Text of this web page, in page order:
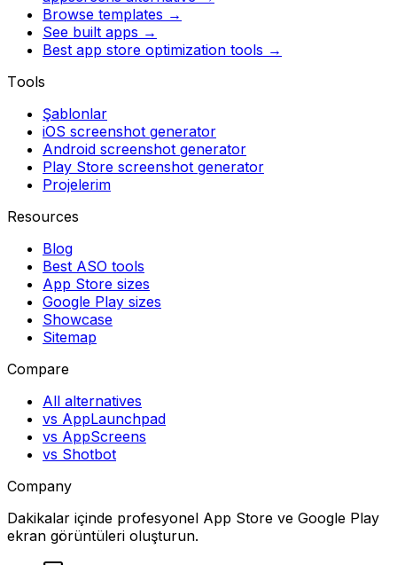
Browse templates →
See built apps →
Best app store optimization tools →
Tools
Şablonlar
iOS screenshot generator
Android screenshot generator
Play Store screenshot generator
Projelerim
Resources
Blog
Best ASO tools
App Store sizes
Google Play sizes
Showcase
Sitemap
Compare
All alternatives
vs AppLaunchpad
vs AppScreens
vs Shotbot
Company
Dakikalar içinde profesyonel App Store ve Google Play
ekran görüntüleri oluşturun.